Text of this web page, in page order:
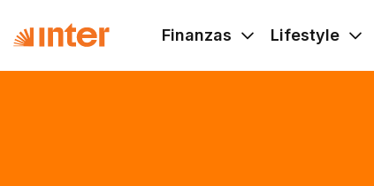
Finanzas Lifestyle